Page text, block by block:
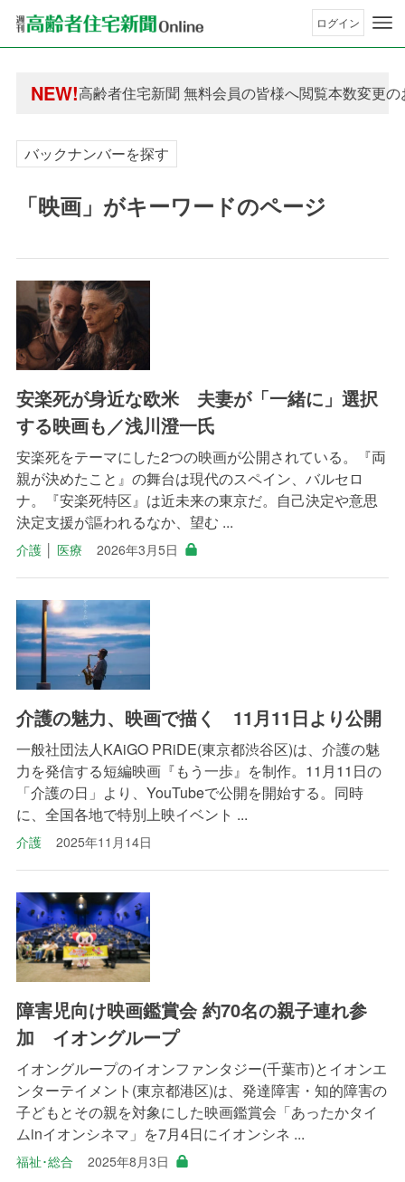
ログイン
NEW!
年間購読制度変更のお知らせ
年間購読制度変更のお知らせ
バックナンバーを探す
「映画」がキーワードのページ
安楽死が身近な欧米 夫妻が「一緒に」選択
する映画も／浅川澄一氏
安楽死をテーマにした2つの映画が公開されている。『両
親が決めたこと』の舞台は現代のスペイン、バルセロ
ナ。『安楽死特区』は近未来の東京だ。自己決定や意思
決定支援が謳われるなか、望む ...
介護│ 医療 2026年3月5日
介護の魅力、映画で描く 11月11日より公開
一般社団法人KAiGO PRiDE(東京都渋谷区)は、介護の魅
力を発信する短編映画『もう一歩』を制作。11月11日の
「介護の日」より、YouTubeで公開を開始する。同時
に、全国各地で特別上映イベント ...
介護 2025年11月14日
障害児向け映画鑑賞会 約70名の親子連れ参
加 イオングループ
イオングループのイオンファンタジー(千葉市)とイオンエ
ンターテイメント(東京都港区)は、発達障害・知的障害の
子どもとその親を対象にした映画鑑賞会「あったかタイ
ムinイオンシネマ」を7月4日にイオンシネ ...
福祉･総合 2025年8月3日